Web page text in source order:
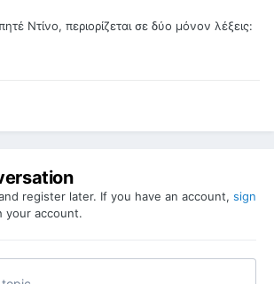
Ντίνο, περιορίζεται σε δύο μόνον λέξεις:
register later. If you have an account, sign
your account.